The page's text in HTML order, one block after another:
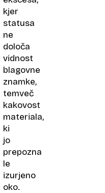
kjer
statusa
ne
določa
vidnost
blagovne
znamke,
temveč
kakovost
materiala,
ki
jo
prepozna
le
izurjeno
oko.